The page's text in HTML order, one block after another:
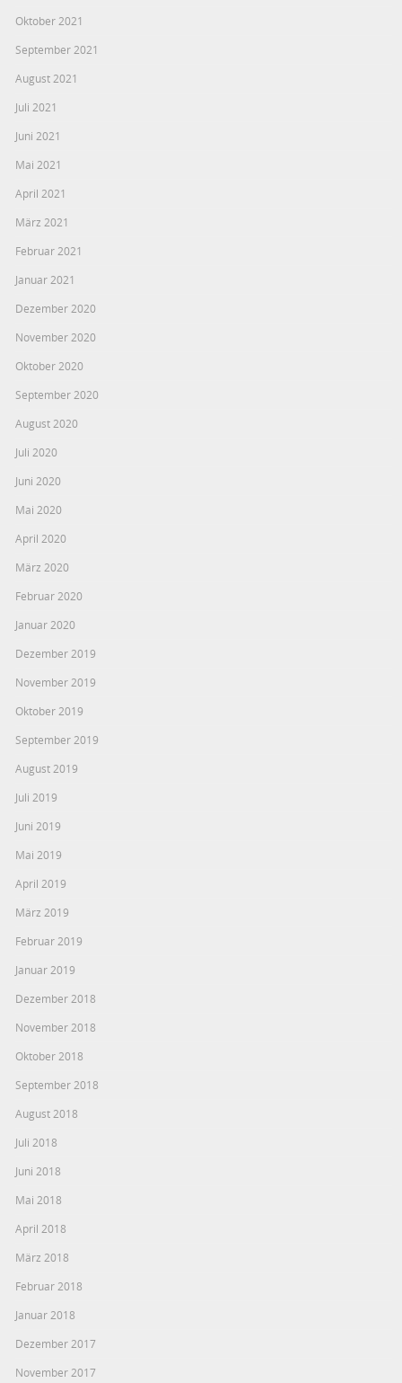
Oktober 2021
September 2021
August 2021
Juli 2021
Juni 2021
Mai 2021
April 2021
März 2021
Februar 2021
Januar 2021
Dezember 2020
November 2020
Oktober 2020
September 2020
August 2020
Juli 2020
Juni 2020
Mai 2020
April 2020
März 2020
Februar 2020
Januar 2020
Dezember 2019
November 2019
Oktober 2019
September 2019
August 2019
Juli 2019
Juni 2019
Mai 2019
April 2019
März 2019
Februar 2019
Januar 2019
Dezember 2018
November 2018
Oktober 2018
September 2018
August 2018
Juli 2018
Juni 2018
Mai 2018
April 2018
März 2018
Februar 2018
Januar 2018
Dezember 2017
November 2017